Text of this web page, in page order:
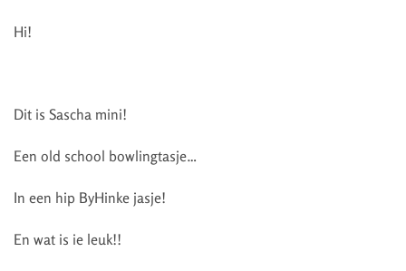
Hi!
Dit is Sascha mini!
Een old school bowlingtasje…
In een hip ByHinke jasje!
En wat is ie leuk!!